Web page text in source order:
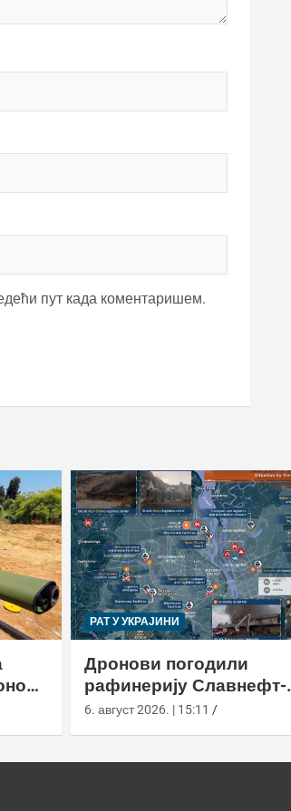
пут када коментаришем.
РАТ У УКРАЈИНИ
Дронови погодили
рафинерију Славнефт-
ЈАНОС у Јарослављу
6. август 2026. | 15:11